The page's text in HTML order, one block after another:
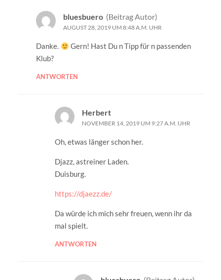
bluesbuero (Beitrag Autor)
AUGUST 28, 2019 UM 8:48 A.M. UHR
Danke.
Gern! Hast Du n Tipp für n passenden
Klub?
ANTWORTEN
Herbert
NOVEMBER 14, 2019 UM 9:27 A.M. UHR
Oh, etwas länger schon her.
Djazz, astreiner Laden.
Duisburg.
https://djaezz.de/
Da würde ich mich sehr freuen, wenn ihr da
mal spielt.
ANTWORTEN